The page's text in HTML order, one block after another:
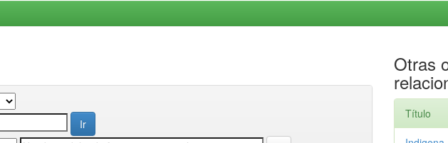
Otras
Título